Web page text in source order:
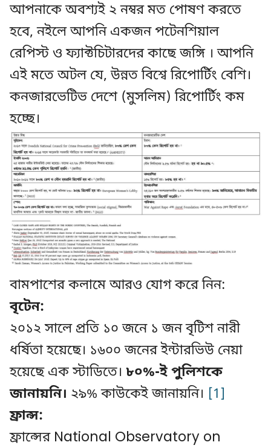
আপনাকে অবশ্যই ২ নম্বর মত পোষণ করতে
হবে, নইলে আপনি একজন পটেনশিয়াল
রেপিস্ট ও ফ্যাক্টচিটারদের কাছে জঙ্গি । আপনি
এই মতে অটল যে, উন্নত বিশ্বে রিপোর্টিং বেশি।
কনজারভেটিভ দেশে (মুসলিম) রিপোর্টিং কম
হচ্ছে।
বামপাশের কলামে আরও যোগ করে নিন:
বৃটেন:
২০১২ সালে প্রতি ১০ জনে ১ জন বৃটিশ নারী
ধর্ষিতা হয়েছে। ১৬০০ জনের ইন্টারভিউ নেয়া
হয়েছে এক স্টাডিতে। ৮০%-ই পুলিশকে
জানায়নি। ২৯% কাউকেই জানায়নি। [1]
ফ্রান্স:
ফ্রান্সের National Observatory on